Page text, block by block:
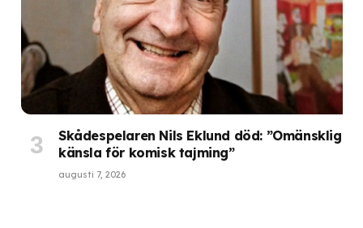
Skådespelaren Nils Eklund död: ”Omänsklig
känsla för komisk tajming”
augusti 7, 2026